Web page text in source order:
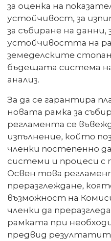
за оценка на
устойчивост, за
за събиране на данни,
устойчивостта на
земеделските
бъдещата система
анализ.
За да се гарантира
новата рамка за
регламента се
изпълнение, който
членки постепенно
системи и процеси с
Освен това
преразглеждане,
възможност на
членки да
рамката при
предвид